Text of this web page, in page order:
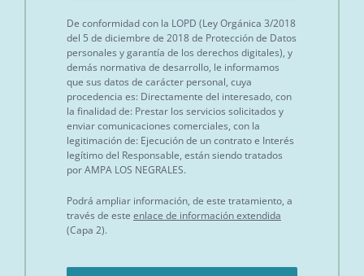
De conformidad con la LOPD (Ley Orgánica 3/2018
del 5 de diciembre de 2018 de Protección de Datos
personales y garantía de los derechos digitales), y
demás normativa de desarrollo, le informamos
que sus datos de carácter personal, cuya
procedencia es: Directamente del interesado, con
la finalidad de: Prestar los servicios solicitados y
enviar comunicaciones comerciales, con la
legitimación de: Ejecución de un contrato e Interés
legítimo del Responsable, están siendo tratados
por AMPA LOS NEGRALES.
Podrá ampliar información, de este tratamiento, a
través de este enlace de información extendida
(Capa 2).